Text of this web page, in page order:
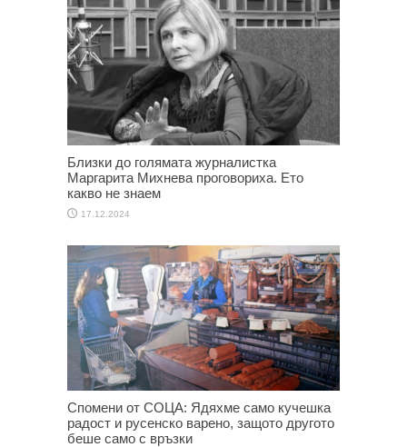
Близки до голямата журналистка
Маргарита Михнева проговориха. Ето
какво не знаем
17.12.2024
Спомени от СОЦА: Ядяхме само кучешка
радост и русенско варено, защото другото
беше само с връзки